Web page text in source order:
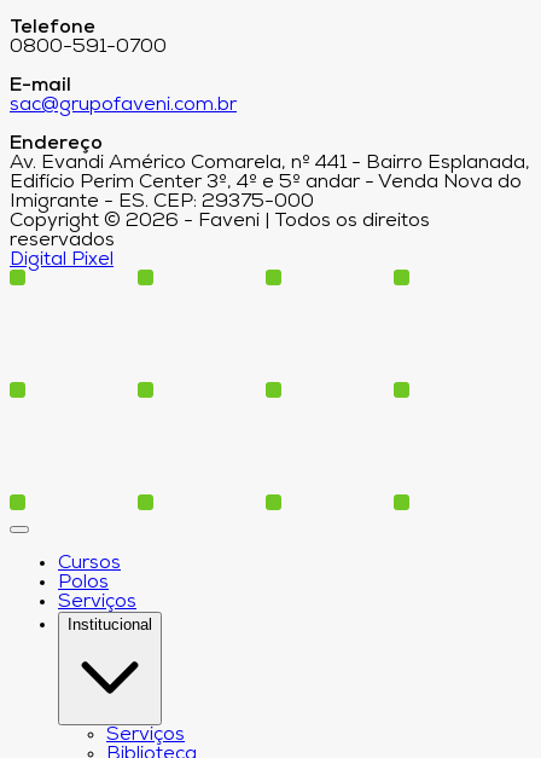
Telefone
0800-591-0700
E-mail
sac@grupofaveni.com.br
Endereço
Av. Evandi Américo Comarela, nº 441 - Bairro Esplanada,
Edifício Perim Center 3º, 4º e 5º andar - Venda Nova do
Imigrante - ES. CEP: 29375-000
Copyright © 2026 - Faveni | Todos os direitos
reservados
Digital Pixel
Cursos
Polos
Serviços
Institucional
Serviços
Biblioteca